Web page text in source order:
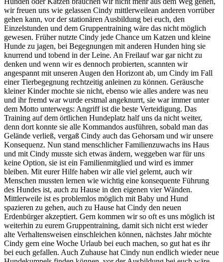
wir freuen uns wie gelassen Cindy mittlerweilean anderen vorrüber
gehen kann, vor der stationären Ausbildung bei euch, den
Einzelstunden und dem Gruppentraining wäre das nicht möglich
gewesen. Früher nutzte Cindy jede Chance um Katzen und kleine
Hunde zu jagen, bei Begegnungen mit anderen Hunden hing sie
knurrend und tobend in der Leine. An Freilauf war gar nicht zu
denken und wenn wir es dennoch probierten, scannten wir
angespannt mit unseren Augen den Horizont ab, um Cindy im Fall
einer Tierbegegnung rechtzeitig anleinen zu können. Geräusche
kleiner Kinder mochte sie nicht, ebenso wie alles andere was neu
und ihr fremd war wurde erstmal angeknurrt, sie war immer unter
dem Motto unterwegs: Angriff ist die beste Verteidigung. Das
Training auf dem örtlichen Hundeplatz half uns da nicht weiter,
denn dort konnte sie alle Kommandos ausführen, sobald man das
Gelände verließ, vergaß Cindy auch das Gehorsam und wir unsere
Konsequenz. Nun stand menschlicher Familienzuwachs ins Haus
und mit Cindy musste sich etwas ändern, weggeben war für uns
keine Option, sie ist ein Familienmitglied und wird es immer
bleiben. Mit eurer Hilfe haben wir alle viel gelernt, auch wir
Menschen mussten lernen wie wichtig eine konsequente Führung
des Hundes ist, auch zu Hause in den eigenen vier Wänden.
Mittlerweile ist es problemlos möglich mit Baby und Hund
spazieren zu gehen, auch zu Hause hat Cindy den neuen
Erdenbürger akzeptiert. Gern kommen wir so oft es uns möglich ist
weiterhin zu eurem Gruppentraining, damit sich nicht erst wieder
alte Verhaltensweisen einschleichen können, nächstes Jahr möchte
Cindy gern eine Woche Urlaub bei euch machen, so gut hat es ihr
bei euch gefallen. Auch Zuhause hat Cindy nun endlich wieder neue